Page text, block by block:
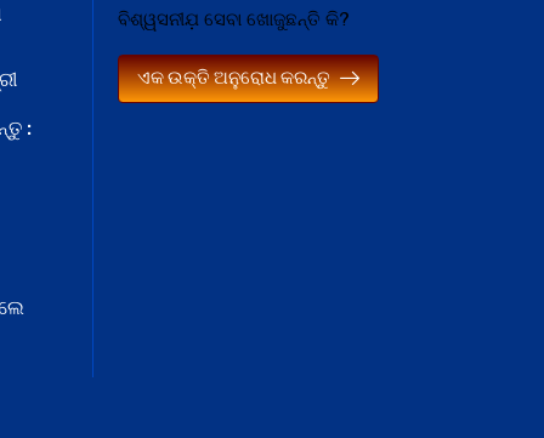
:
ବିଶ୍ୱସନୀଯ଼ ସେବା ଖୋଜୁଛନ୍ତି କି?
ଏକ ଉକ୍ତି ଅନୁରୋଧ କରନ୍ତୁ